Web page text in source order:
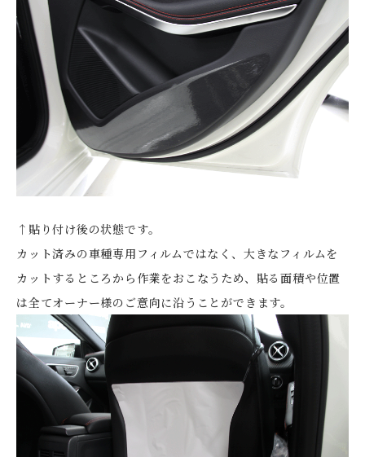
↑貼り付け後の状態です。
カット済みの車種専用フィルムではなく、大きなフィルムを
カットするところから作業をおこなうため、貼る面積や位置
は全てオーナー様のご意向に沿うことができます。